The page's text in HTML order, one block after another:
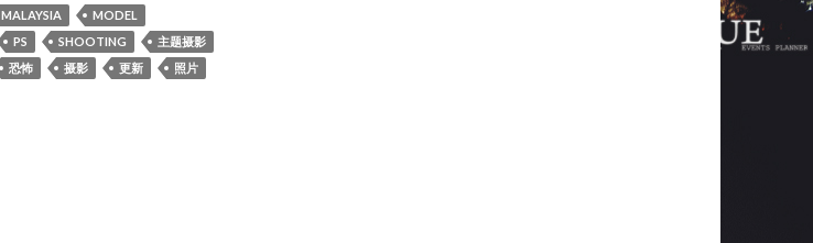
MALAYSIA
MODEL
PS SHOOTING
主题摄影
恐怖 摄影 更新
照片